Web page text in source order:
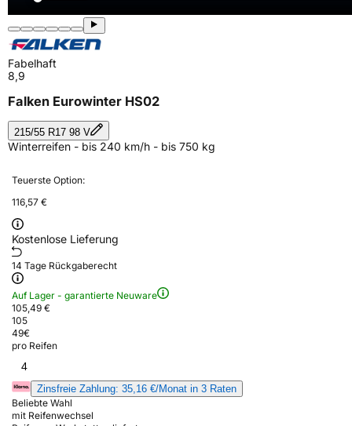
Fabelhaft
8,9
Falken Eurowinter HS02
215/55 R17 98 V
Winterreifen - bis 240 km/h - bis 750 kg
Teuerste Option:
116,57 €
Kostenlose Lieferung
14 Tage Rückgaberecht
Auf Lager - garantierte Neuware
105,49 €
105
49€
pro Reifen
4
Zinsfreie Zahlung: 35,16 €/Monat in 3 Raten
Beliebte Wahl
mit Reifenwechsel